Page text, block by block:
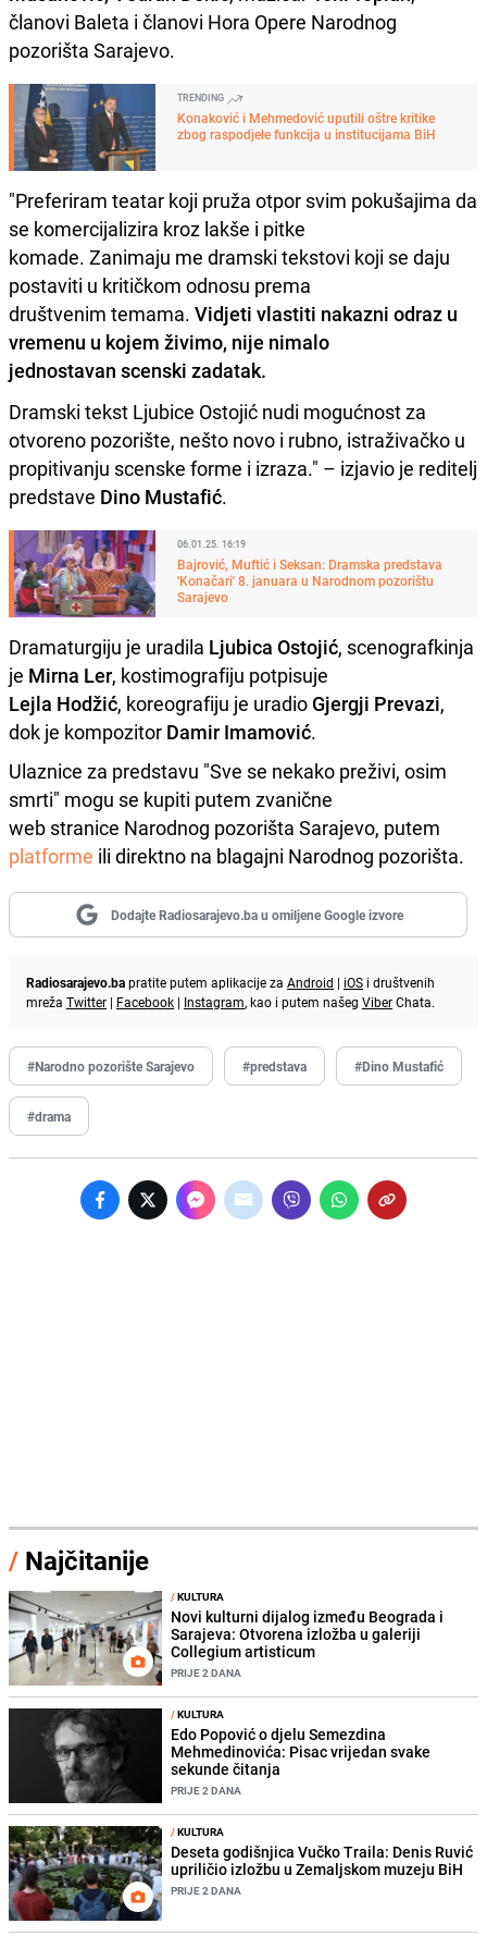
članovi Baleta i članovi Hora Opere Narodnog
pozorišta Sarajevo.
TRENDING
Konaković i Mehmedović uputili oštre kritike
zbog raspodjele funkcija u institucijama BiH
"Preferiram teatar koji pruža otpor svim pokušajima da
se komercijalizira kroz lakše i pitke
komade. Zanimaju me dramski tekstovi koji se daju
postaviti u kritičkom odnosu prema
društvenim temama. Vidjeti vlastiti nakazni odraz u
vremenu u kojem živimo, nije nimalo
jednostavan scenski zadatak.
Dramski tekst Ljubice Ostojić nudi mogućnost za
otvoreno pozorište, nešto novo i rubno, istraživačko u
propitivanju scenske forme i izraza." – izjavio je reditelj
predstave Dino Mustafić.
06.01.25. 16:19
Bajrović, Muftić i Seksan: Dramska predstava
'Konačari' 8. januara u Narodnom pozorištu
Sarajevo
Dramaturgiju je uradila Ljubica Ostojić, scenografkinja
je Mirna Ler, kostimografiju potpisuje
Lejla Hodžić, koreografiju je uradio Gjergji Prevazi,
dok je kompozitor Damir Imamović.
Ulaznice za predstavu "Sve se nekako preživi, osim
smrti" mogu se kupiti putem zvanične
web stranice Narodnog pozorišta Sarajevo, putem
platforme ili direktno na blagajni Narodnog pozorišta.
Dodajte Radiosarajevo.ba u omiljene Google izvore
Radiosarajevo.bapratite putem aplikacije za Android | iOS i društvenih
mreža Twitter | Facebook | Instagram, kao i putem našeg ViberChata.
#Narodno pozorište Sarajevo #predstava #Dino Mustafić
#drama
/ Najčitanije
/KULTURA
Novi kulturni dijalog između Beograda i
Sarajeva: Otvorena izložba u galeriji
Collegium artisticum
PRIJE 2 DANA
/KULTURA
Edo Popović o djelu Semezdina
Mehmedinovića: Pisac vrijedan svake
sekunde čitanja
PRIJE 2 DANA
/KULTURA
Deseta godišnjica Vučko Traila: Denis Ruvić
upriličio izložbu u Zemaljskom muzeju BiH
PRIJE 2 DANA